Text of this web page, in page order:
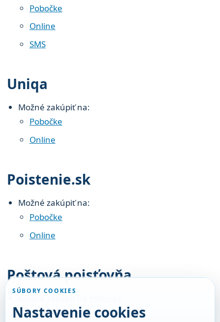
Pobočke
Online
SMS
Uniqa
Možné zakúpiť na:
Pobočke
Online
Poistenie.sk
Možné zakúpiť na:
Pobočke
Online
Poštová poisťovňa
SÚBORY COOKIES
Nastavenie cookies